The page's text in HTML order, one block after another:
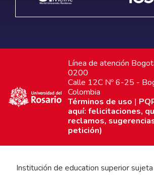
Línea de atención
0200
Calle 12C Nº 6-25 -
Colombia
Términos de uso |
aquí: felicitaciones,
reclamos,
petición)
Institución de education superior